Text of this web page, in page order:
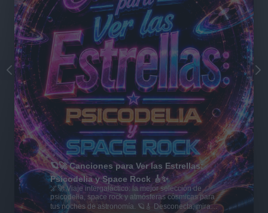
🪐🚀 Canciones para Ver las Estrellas:
Psicodelia y Space Rock 🎸✨
🌌🚀 Viaje intergaláctico: la mejor selección de
psicodelia, space rock y atmósferas cósmicas para
tus noches de astronomía. 🪐🎸 Desconecta, mira